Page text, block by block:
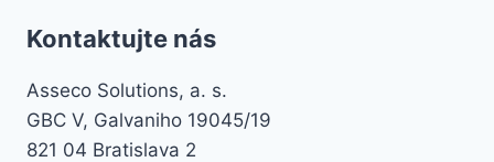
Kontaktujte nás
Asseco Solutions, a. s.
GBC V, Galvaniho 19045/19
821 04 Bratislava 2